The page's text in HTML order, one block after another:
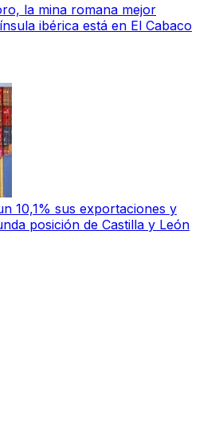
la mina romana mejor
ibérica está en El Cabaco
10,1% sus exportaciones y
posición de Castilla y León